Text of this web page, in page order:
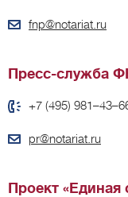
fnp@notariat.ru
Пресс-служба
+7 (495)
pr@notariat.ru
Проект «Единая